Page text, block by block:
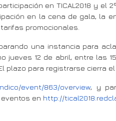
en TICAL2018 y el
en la cena de gala, la
promocionales.
una instancia para
12 de abril, entre las
para registrarse cierra el
event/863/overview, y
eventos en http://